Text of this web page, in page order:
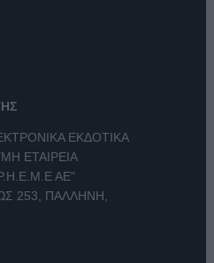
ΕΚΔΟΤΙΚΑ
ΕΤΑΙΡΕΙΑ
ΑΕ"
253, ΠΑΛΛΗΝΗ,